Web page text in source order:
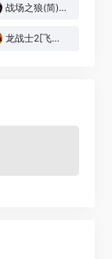
战场之狼(简)[高伟](JP)[STG](1Mb)
龙战士2[飞越无尽暗空](测试)[简](US)(35.99Mb)